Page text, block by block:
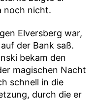
noch nicht.
Elversberg war,
der Bank saß.
bekam den
magischen Nacht
schnell in die
durch die er